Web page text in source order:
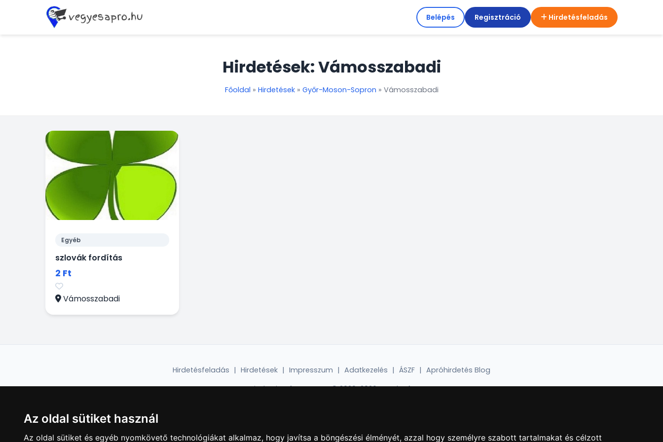
Az oldal sütiket használ
Az oldal sütiket és egyéb nyomkövető technológiákat alkalmaz, hogy javítsa a böngészési élményét, azzal hogy személyre szabott tartalmakat és célzott
Belépés Regisztráció Hirdetésfeladás
Hirdetések: Vámosszabadi
Főoldal » Hirdetések» Győr-Moson-Sopron » Vámosszabadi
Egyéb
szlovák fordítás
2 Ft
Vámosszabadi
Hirdetésfeladás | Hirdetések | Impresszum | Adatkezelés | ÁSZF | Apróhirdetés Blog
Minden jog fenntartva! © 2020-2026. 4Web Kft.